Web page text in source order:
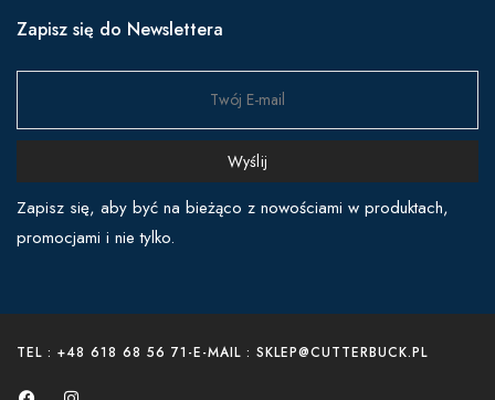
Zapisz się do Newslettera
Wyślij
Zapisz się, aby być na bieżąco z nowościami w produktach,
promocjami i nie tylko.
TEL : +48 618 68 56 71 -E-MAIL : SKLEP@CUTTERBUCK.PL